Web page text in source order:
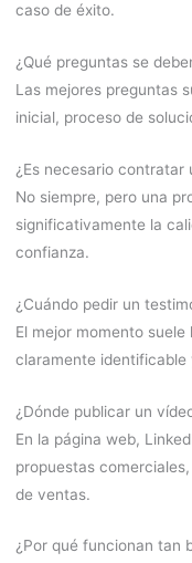
caso de éxito.
¿Qué preguntas se
Las mejores preguntas
inicial, proceso de
¿Es necesario contratar
No siempre, pero una
significativamente la
confianza.
¿Cuándo pedir un
El mejor momento
claramente identificable
¿Dónde publicar un
En la página web,
propuestas
de ventas.
¿Por qué funcionan tan